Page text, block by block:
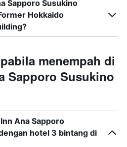
Sapporo Susukino
Hokkaido
menempah di
Sapporo Susukino
Ana Sapporo
hotel 3 bintang di